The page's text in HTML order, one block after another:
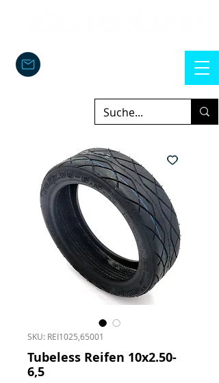
SKU: REI1025,65001
Tubeless Reifen 10x2.50-
6,5